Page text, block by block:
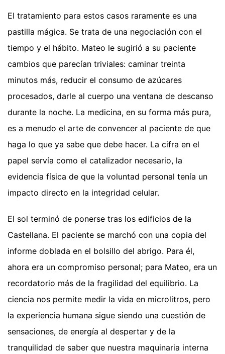
El tratamiento para estos casos raramente es una
pastilla mágica. Se trata de una negociación con el
tiempo y el hábito. Mateo le sugirió a su paciente
cambios que parecían triviales: caminar treinta
minutos más, reducir el consumo de azúcares
procesados, darle al cuerpo una ventana de descanso
durante la noche. La medicina, en su forma más pura,
es a menudo el arte de convencer al paciente de que
haga lo que ya sabe que debe hacer. La cifra en el
papel servía como el catalizador necesario, la
evidencia física de que la voluntad personal tenía un
impacto directo en la integridad celular.
El sol terminó de ponerse tras los edificios de la
Castellana. El paciente se marchó con una copia del
informe doblada en el bolsillo del abrigo. Para él,
ahora era un compromiso personal; para Mateo, era un
recordatorio más de la fragilidad del equilibrio. La
ciencia nos permite medir la vida en microlitros, pero
la experiencia humana sigue siendo una cuestión de
sensaciones, de energía al despertar y de la
tranquilidad de saber que nuestra maquinaria interna